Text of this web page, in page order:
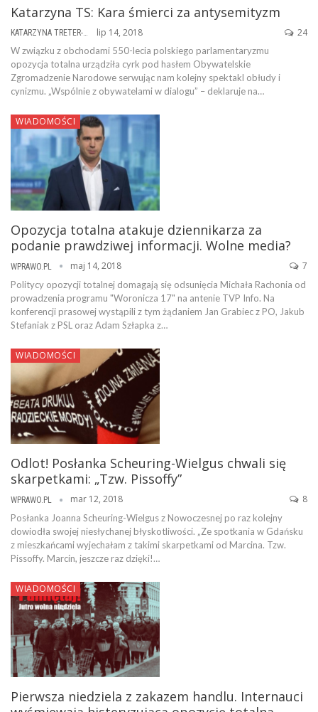
Katarzyna TS: Kara śmierci za antysemityzm
KATARZYNA TRETER-SIERPIŃSKA lip 14, 2018 24
W związku z obchodami 550-lecia polskiego parlamentaryzmu
opozycja totalna urządziła cyrk pod hasłem Obywatelskie
Zgromadzenie Narodowe serwując nam kolejny spektakl obłudy i
cynizmu. „Wspólnie z obywatelami w dialogu” – deklaruje na…
WIADOMOŚCI
Opozycja totalna atakuje dziennikarza za
podanie prawdziwej informacji. Wolne media?
WPRAWO.PL maj 14, 2018 7
Politycy opozycji totalnej domagają się odsunięcia Michała Rachonia od
prowadzenia programu "Woronicza 17" na antenie TVP Info. Na
konferencji prasowej wystąpili z tym żądaniem Jan Grabiec z PO, Jakub
Stefaniak z PSL oraz Adam Szłapka z…
WIADOMOŚCI
Odlot! Posłanka Scheuring-Wielgus chwali się
skarpetkami: „Tzw. Pissoffy”
WPRAWO.PL mar 12, 2018 8
Posłanka Joanna Scheuring-Wielgus z Nowoczesnej po raz kolejny
dowiodła swojej niesłychanej błyskotliwości. „Ze spotkania w Gdańsku
z mieszkańcami wyjechałam z takimi skarpetkami od Marcina. Tzw.
Pissoffy. Marcin, jeszcze raz dzięki!…
WIADOMOŚCI
Pierwsza niedziela z zakazem handlu. Internauci